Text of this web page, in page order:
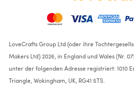
LoveCrafts Group Ltd (oder ihre
Makers Ltd) 2026, in England und Wales (Nr.
unter der folgenden Adresse registriert: 1010
Triangle, Wokingham, UK, RG41 5TS.